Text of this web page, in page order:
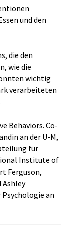
und den
die den
wie die
wichtig
verarbeiteten
Behaviors. Co-
an der U-M,
für
Institute of
Ferguson,
Ashley
an